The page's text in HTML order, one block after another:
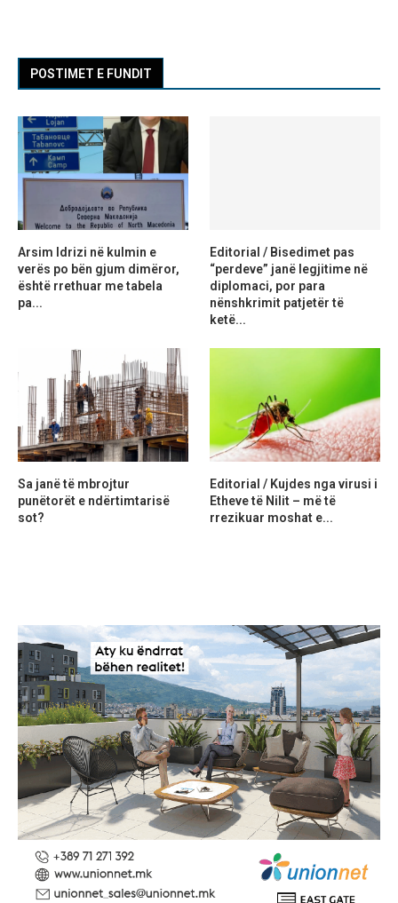
POSTIMET E FUNDIT
Arsim Idrizi në kulmin e
verës po bën gjum dimëror,
është rrethuar me tabela
pa...
Editorial / Bisedimet pas
“perdeve” janë legjitime në
diplomaci, por para
nënshkrimit patjetër të
ketë...
Sa janë të mbrojtur
punëtorët e ndërtimtarisë
sot?
Editorial / Kujdes nga virusi i
Etheve të Nilit – më të
rrezikuar moshat e...